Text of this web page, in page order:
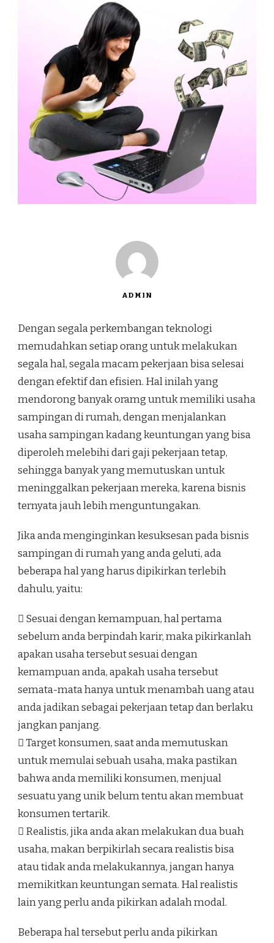
ADMIN
Dengan segala perkembangan teknologi
memudahkan setiap orang untuk melakukan
segala hal, segala macam pekerjaan bisa selesai
dengan efektif dan efisien. Hal inilah yang
mendorong banyak oramg untuk memiliki usaha
sampingan di rumah, dengan menjalankan
usaha sampingan kadang keuntungan yang bisa
diperoleh melebihi dari gaji pekerjaan tetap,
sehingga banyak yang memutuskan untuk
meninggalkan pekerjaan mereka, karena bisnis
ternyata jauh lebih menguntungakan.
Jika anda menginginkan kesuksesan pada bisnis
sampingan di rumah yang anda geluti, ada
beberapa hal yang harus dipikirkan terlebih
dahulu, yaitu:
 Sesuai dengan kemampuan, hal pertama
sebelum anda berpindah karir, maka pikirkanlah
apakan usaha tersebut sesuai dengan
kemampuan anda, apakah usaha tersebut
semata-mata hanya untuk menambah uang atau
anda jadikan sebagai pekerjaan tetap dan berlaku
jangkan panjang.
 Target konsumen, saat anda memutuskan
untuk memulai sebuah usaha, maka pastikan
bahwa anda memiliki konsumen, menjual
sesuatu yang unik belum tentu akan membuat
konsumen tertarik.
 Realistis, jika anda akan melakukan dua buah
usaha, makan berpikirlah secara realistis bisa
atau tidak anda melakukannya, jangan hanya
memikitkan keuntungan semata. Hal realistis
lain yang perlu anda pikirkan adalah modal.
Beberapa hal tersebut perlu anda pikirkan